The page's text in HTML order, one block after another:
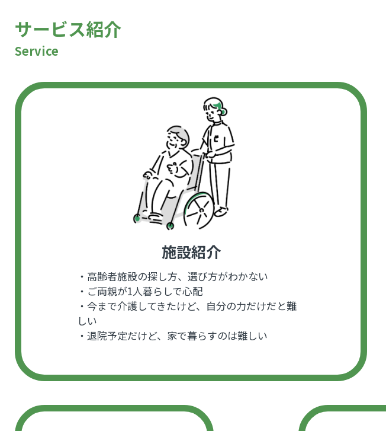
サービス紹介
Service
施設紹介
・高齢者施設の探し方、選び方がわかない
・ご両親が1人暮らしで心配
・今まで介護してきたけど、自分の力だけだと難
しい
・退院予定だけど、家で暮らすのは難しい